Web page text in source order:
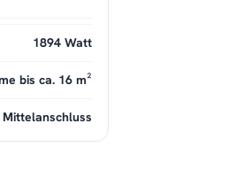
1894 Watt
bis ca. 16 m²
Mittelanschluss